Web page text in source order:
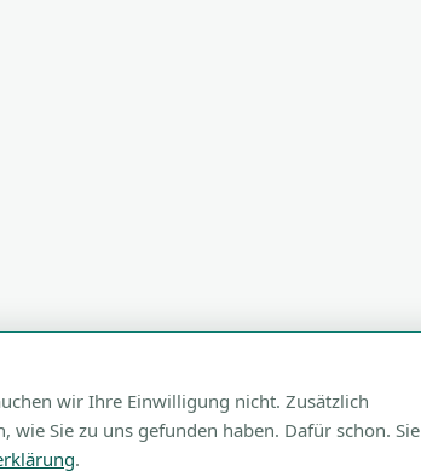
wir Ihre Einwilligung nicht. Zusätzlich
Sie zu uns gefunden haben. Dafür schon. Sie
.